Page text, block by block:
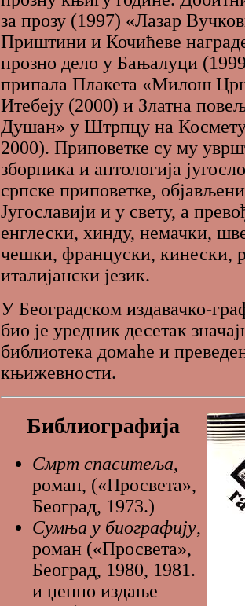
за прозу (1997) «Лазар
Приштини и Кочићеве
прозно дело у Бањалуци
припала Плакета «Милош
Итебеју (2000) и Златна
Душан» у Штрпцу на
2000). Приповетке су му
зборника и антологија
српске приповетке,
Југославији и у свету, а
енглески, хинду, немачки,
чешки, француски, кинески,
италијански језик.
У Београдском издавачко-
био је уредник десетак
библиотека домаће и
књижевности.
Библиографија
Смрт спаситеља,
роман, («Просвета»,
Београд, 1973.)
Сумња у биографију,
роман («Просвета»,
Београд, 1980, 1981.
и џепно издање